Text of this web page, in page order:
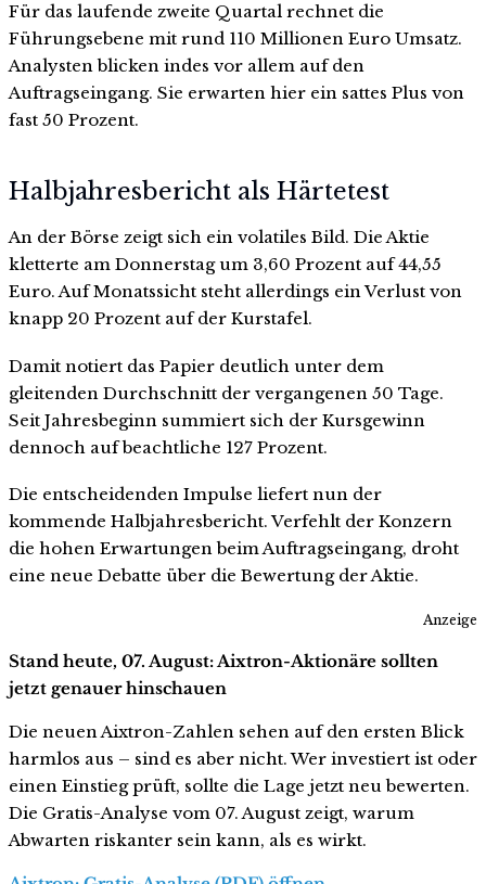
Für das laufende zweite Quartal rechnet die
Führungsebene mit rund 110 Millionen Euro Umsatz.
Analysten blicken indes vor allem auf den
Auftragseingang. Sie erwarten hier ein sattes Plus von
fast 50 Prozent.
Halbjahresbericht als Härtetest
An der Börse zeigt sich ein volatiles Bild. Die Aktie
kletterte am Donnerstag um 3,60 Prozent auf 44,55
Euro. Auf Monatssicht steht allerdings ein Verlust von
knapp 20 Prozent auf der Kurstafel.
Damit notiert das Papier deutlich unter dem
gleitenden Durchschnitt der vergangenen 50 Tage.
Seit Jahresbeginn summiert sich der Kursgewinn
dennoch auf beachtliche 127 Prozent.
Die entscheidenden Impulse liefert nun der
kommende Halbjahresbericht. Verfehlt der Konzern
die hohen Erwartungen beim Auftragseingang, droht
eine neue Debatte über die Bewertung der Aktie.
Anzeige
Stand heute, 07. August: Aixtron-Aktionäre sollten
jetzt genauer hinschauen
Die neuen Aixtron-Zahlen sehen auf den ersten Blick
harmlos aus – sind es aber nicht. Wer investiert ist oder
einen Einstieg prüft, sollte die Lage jetzt neu bewerten.
Die Gratis-Analyse vom 07. August zeigt, warum
Abwarten riskanter sein kann, als es wirkt.